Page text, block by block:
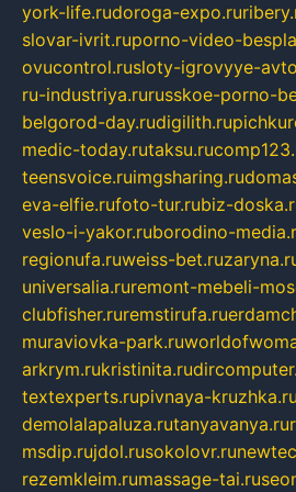
york-life.rudoroga-expo.ru
slovar-ivrit.ruporno-video-
ovucontrol.rusloty-igrovyye-
ru-industriya.rurusskoe-porno-
belgorod-day.rudigilith.ru
medic-today.rutaksu.ru
teensvoice.ruimgsharing.ru
eva-elfie.rufoto-tur.rubiz-
veslo-i-yakor.ruborodino-
regionufa.ruweiss-bet.ru
universalia.ruremont-mebeli-
clubfisher.ruremstirufa.ru
muraviovka-park.ru
arkrym.rukristinita.ru
textexperts.rupivnaya-kruzhka.ru
demolalapaluza.rutanyavanya.ru
msdip.rujdol.rusokolovr.ru
rezemkleim.rumassage-tai.ru